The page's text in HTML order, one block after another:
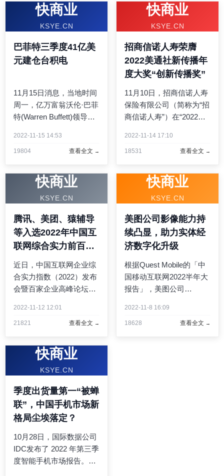
家的600个硕士项目参选
了此次评选...
风险。如何在稳健发展的
同时平衡风险，成为金融
快商业
KSYE.CN
巴菲特三季度41亿美
元建仓台积电
11月15日消息，当地时间
周一，亿万富翁沃伦·巴菲
特(Warren Buffett)领导的
露，其已经买入价值超过
巴菲特如此大举进军科技
行业并不多见。在周一提
2022-11-15 14:53
19804 查看全文
快商业
KSYE.CN
招商信诺人寿荣膺
2022美通社新传播年
度大奖“创新传播奖”
11月10日，招商信诺人寿
保险有限公司（简称为“招
商信诺人寿”）在“2022美
一奖项对招商信诺人寿在
得的显著成果给予了高度
2022-11-14 17:10
18531 查看全文
快商业
KSYE.CN
腾讯、美团、猿辅导
等入选2022年中国互
联网综合实力前百家
企业榜单
近日，中国互联网企业综
合实力指数（2022）发布
会暨百家企业高峰论坛在
力指数报告（2022）》，
网综合实力前百家企业”榜
单，其中腾讯、阿里、美
2022-11-12 12:01
21821 查看全文
快商业
KSYE.CN
美图公司影像能力持
续凸显，助力实体经
济数字化升级
根据Quest Mobile的「中
国移动互联网2022半年大
报告」，美图公司
相机继续位列图片美化和
2022-11-8 16:09
18628 查看全文
快商业
KSYE.CN
季度出货量第一“被蝉
联”，中国手机市场新
格局尘埃落定？
10月28日，国际数据公司
IDC发布了 2022 年第三季
度智能手机市场报告。虽